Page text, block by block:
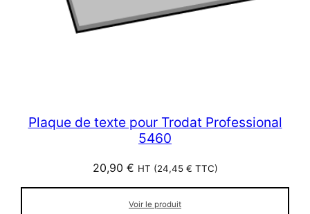
Plaque de texte pour Trodat Professional
5460
20,90 € HT (24,45 € TTC)
Voir le produit